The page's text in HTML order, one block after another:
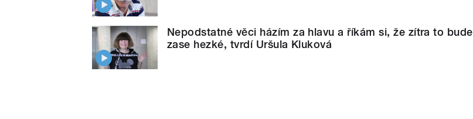
Nepodstatné věci házím za hlavu a říkám si, že zítra to bude
zase hezké, tvrdí Uršula Kluková